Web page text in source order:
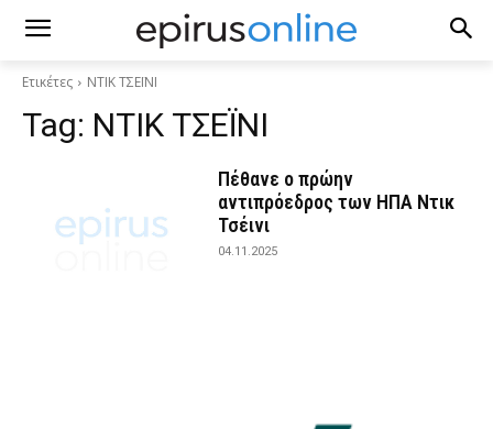
Ετικέτες ΝΤΙΚ ΤΣΕΪΝΙ
Tag: ΝΤΙΚ ΤΣΕΪΝΙ
Πέθανε ο πρώην
αντιπρόεδρος των ΗΠΑ Ντικ
Τσέινι
04.11.2025